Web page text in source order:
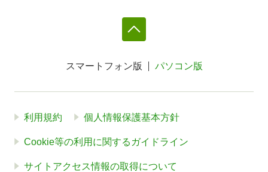
スマートフォン版 パソコン版
利用規約 個人情報保護基本方針
Cookie等の利用に関するガイドライン
サイトアクセス情報の取得について